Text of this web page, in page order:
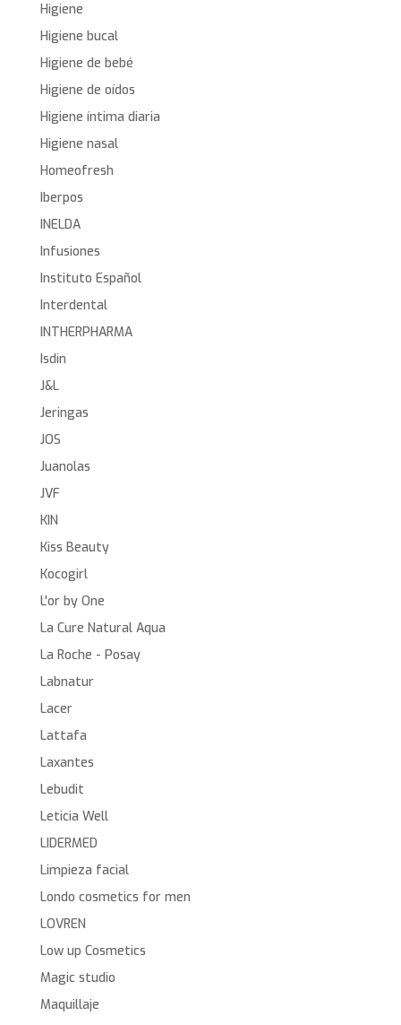
Higiene
Higiene bucal
Higiene de bebé
Higiene de oídos
Higiene íntima diaria
Higiene nasal
Homeofresh
Iberpos
INELDA
Infusiones
Instituto Español
Interdental
INTHERPHARMA
Isdin
J&L
Jeringas
JOS
Juanolas
JVF
KIN
Kiss Beauty
Kocogirl
L'or by One
La Cure Natural Aqua
La Roche - Posay
Labnatur
Lacer
Lattafa
Laxantes
Lebudit
Leticia Well
LIDERMED
Limpieza facial
Londo cosmetics for men
LOVREN
Low up Cosmetics
Magic studio
Maquillaje